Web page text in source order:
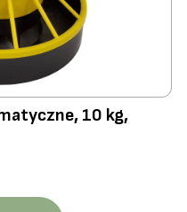
10 kg,